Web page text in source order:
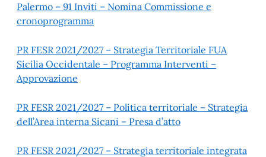
Palermo – 91 Inviti – Nomina Commissione e
cronoprogramma
PR FESR 2021/2027 – Strategia Territoriale FUA
Sicilia Occidentale – Programma Interventi –
Approvazione
PR FESR 2021/2027 – Politica territoriale – Strategia
dell’Area interna Sicani – Presa d’atto
PR FESR 2021/2027 – Strategia territoriale integrata